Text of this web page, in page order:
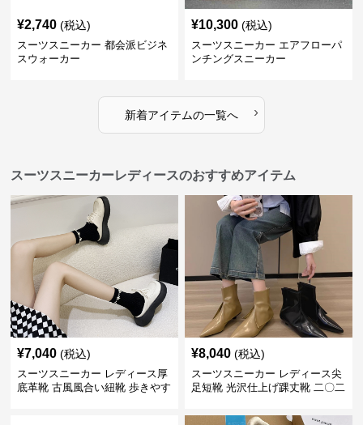
¥2,740 (税込)
スーツスニーカー 都会派ビジネ
スウォーカー
¥10,300 (税込)
スーツスニーカー エアフローパ
ンチングスニーカー
新着アイテムの一覧へ ›
スーツスニーカーレディースのおすすめアイテム
¥7,040 (税込)
スーツスニーカー レディース厚
底革靴 古風風合い紐靴 歩きやす
¥8,040 (税込)
スーツスニーカー レディース尖
足短靴 光沢仕上げ踝丈靴 二〇二